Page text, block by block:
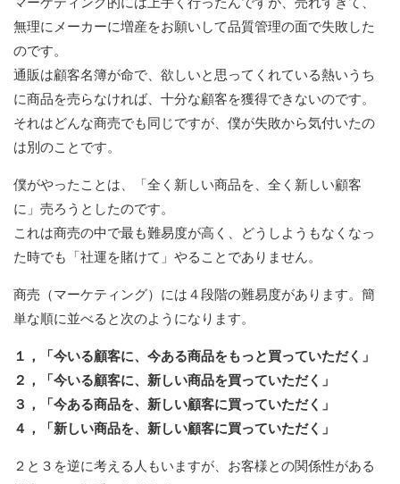
無理にメーカーに増産をお願いして品質管理の面で失敗した
のです。
通販は顧客名簿が命で、欲しいと思ってくれている熱いうち
に商品を売らなければ、十分な顧客を獲得できないのです。
それはどんな商売でも同じですが、僕が失敗から気付いたの
は別のことです。
僕がやったことは、「全く新しい商品を、全く新しい顧客
に」売ろうとしたのです。
これは商売の中で最も難易度が高く、どうしようもなくなっ
た時でも「社運を賭けて」やることでありません。
商売（マーケティング）には４段階の難易度があります。簡
単な順に並べると次のようになります。
１，「今いる顧客に、今ある商品をもっと買っていただく」
２，「今いる顧客に、新しい商品を買っていただく」
３，「今ある商品を、新しい顧客に買っていただく」
４，「新しい商品を、新しい顧客に買っていただく」
２と３を逆に考える人もいますが、お客様との関係性がある